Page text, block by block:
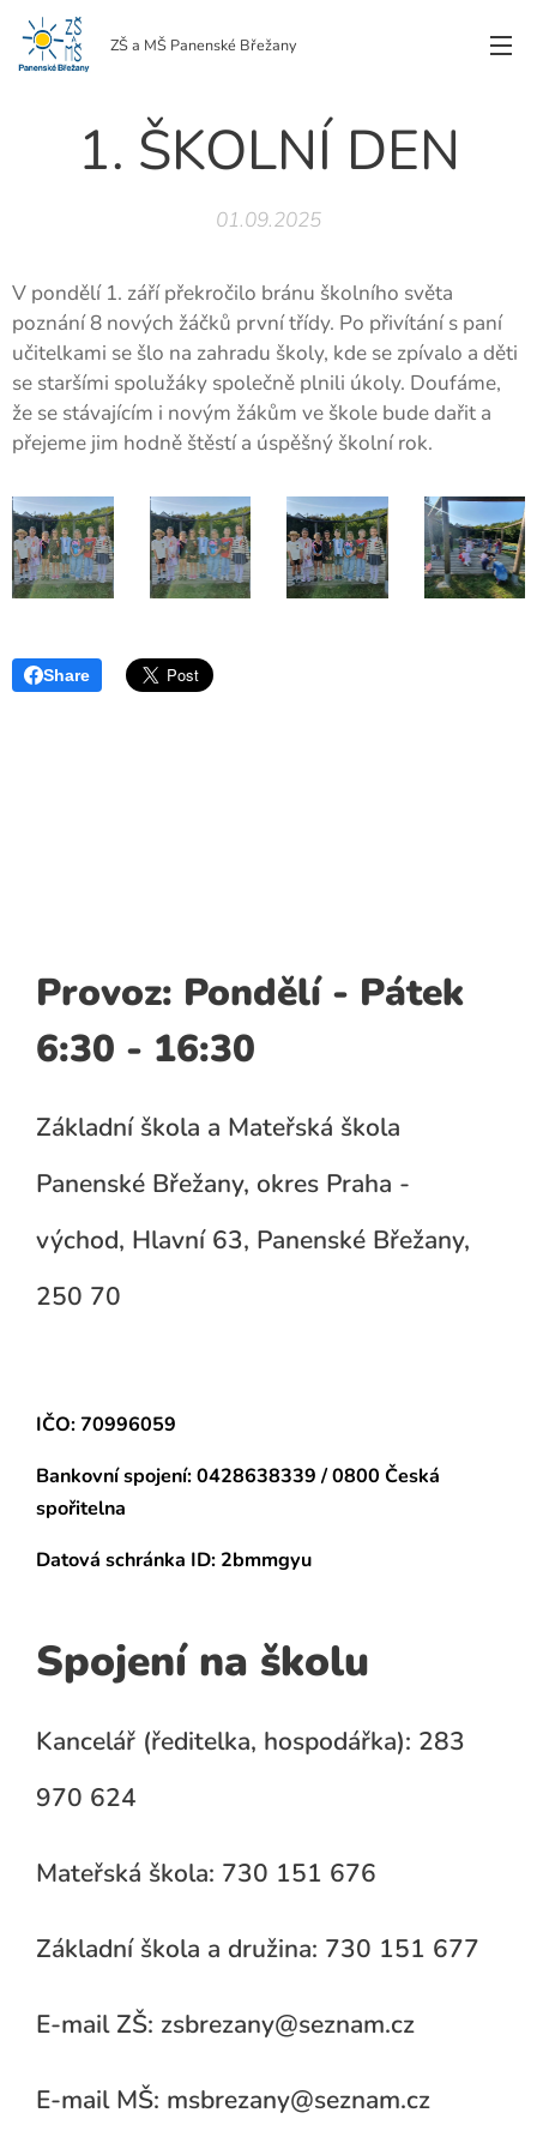
ZŠ a MŠ Panenské Břežany
1. ŠKOLNÍ DEN
01.09.2025
V pondělí 1. září překročilo bránu školního světa
poznání 8 nových žáčků první třídy. Po přivítání s paní
učitelkami se šlo na zahradu školy, kde se zpívalo a děti
se staršími spolužáky společně plnili úkoly. Doufáme,
že se stávajícím i novým žákům ve škole bude dařit a
přejeme jim hodně štěstí a úspěšný školní rok.
Share
Provoz: Pondělí - Pátek
6:30 - 16:30
Základní škola a Mateřská škola
Panenské Břežany, okres Praha -
východ, Hlavní 63, Panenské Břežany,
250 70
IČO: 70996059
Bankovní spojení:0428638339 / 0800 Česká
spořitelna
Datová schránka ID: 2bmmgyu
Spojení na školu
Kancelář (ředitelka, hospodářka): 283
970 624
Mateřská škola: 730 151 676
Základní škola a družina: 730 151 677
E-mail ZŠ: zsbrezany@seznam.cz
E-mail MŠ: msbrezany@seznam.cz